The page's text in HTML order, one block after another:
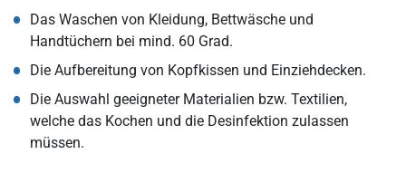
Das Waschen von Kleidung, Bettwäsche und
Handtüchern bei mind. 60 Grad.
Die Aufbereitung von Kopfkissen und Einziehdecken.
Die Auswahl geeigneter Materialien bzw. Textilien,
welche das Kochen und die Desinfektion zulassen
müssen.